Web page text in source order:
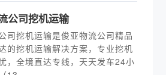
公司挖机运输
司挖机运输是俊亚物流公司精品
的挖机运输解决方案，专业挖机
，全境直达专线，天天发车24小